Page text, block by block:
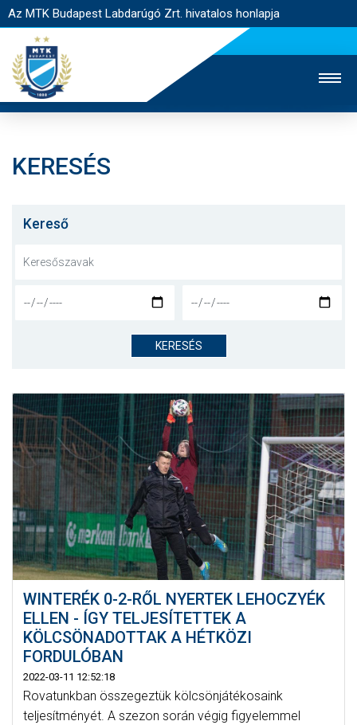
Az MTK Budapest Labdarúgó Zrt. hivatalos honlapja
JEGYÉRTÉKESÍTÉS
NYITÓLAP
CSAPATOK
KLUB
GALÉRIA
SZURKOLÓI ÉLMÉNYEK
AKKREDITÁCIÓ
KERESÉS
Kereső
KERESÉS
WINTERÉK 0-2-RŐL NYERTEK LEHOCZYÉK
ELLEN - ÍGY TELJESÍTETTEK A
KÖLCSÖNADOTTAK A HÉTKÖZI
FORDULÓBAN
2022-03-11 12:52:18
Rovatunkban összegeztük kölcsönjátékosaink
teljesítményét. A szezon során végig figyelemmel